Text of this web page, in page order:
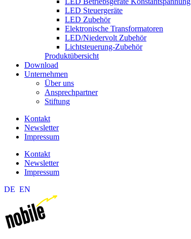
LED Steuergeräte
LED Zubehör
Elektronische Transformatoren
LED/Niedervolt Zubehör
Lichtsteuerung-Zubehör
Produktübersicht
Download
Unternehmen
Über uns
Ansprechpartner
Stiftung
Kontakt
Newsletter
Impressum
Kontakt
Newsletter
Impressum
DE EN